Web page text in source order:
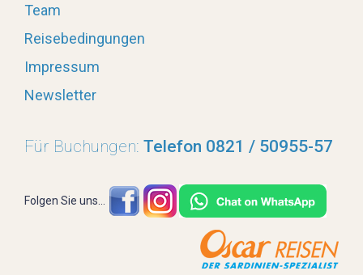
Team
Reisebedingungen
Impressum
Newsletter
Für Buchungen: Telefon 0821 / 50955-57
Folgen Sie uns...